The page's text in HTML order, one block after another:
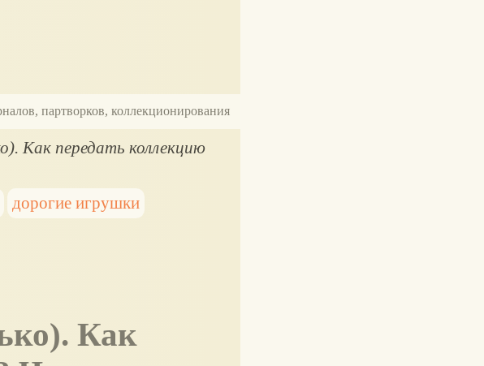
партворков, коллекционирования
Как передать коллекцию
дорогие игрушки